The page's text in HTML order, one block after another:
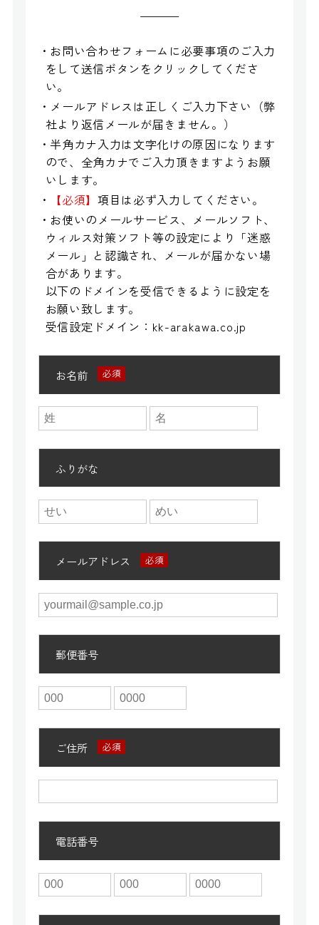
・お問い合わせフォームに必要事項のご入力
をして送信ボタンをクリックしてくださ
い。
・メールアドレスは正しくご入力下さい（弊
社より返信メールが届きません。）
・半角カナ入力は文字化けの原因になります
ので、全角カナでご入力頂きますようお願
いします。
・
【必須】項目は必ず入力してください。
・お使いのメールサービス、メールソフト、
ウィルス対策ソフト等の設定により「迷惑
メール」と認識され、メールが届かない場
合があります。
以下のドメインを受信できるように設定を
お願い致します。
受信設定ドメイン：kk-arakawa.co.jp
お名前
ふりがな
メールアドレス
郵便番号
ご住所
電話番号